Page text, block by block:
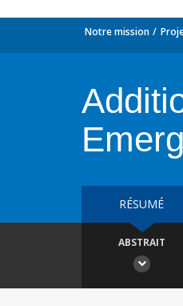
Notre mission
RÉSUMÉ
ABSTRAIT